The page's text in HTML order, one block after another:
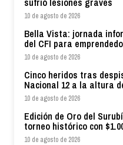
10 de agosto de 2026
Bella Vista: jornada
del CFI para
10 de agosto de 2026
Cinco heridos tras
Nacional 12 a la altura
10 de agosto de 2026
Edición de Oro del
torneo histórico con
10 de agosto de 2026